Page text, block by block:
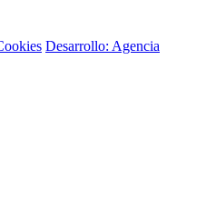
Desarrollo: Agencia